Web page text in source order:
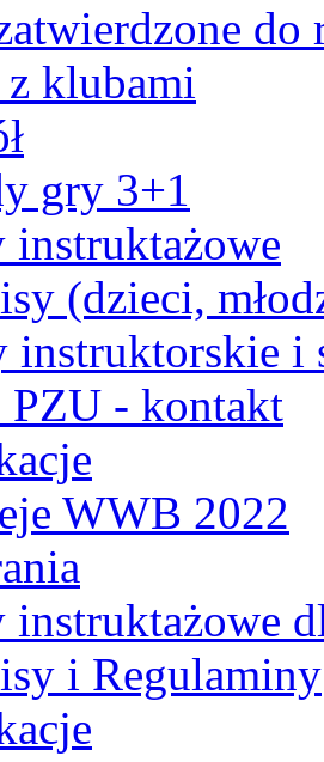
klubami
gry 3+1
(dzieci,
instruktorskie i
- kontakt
WWB 2022
i Regulaminy